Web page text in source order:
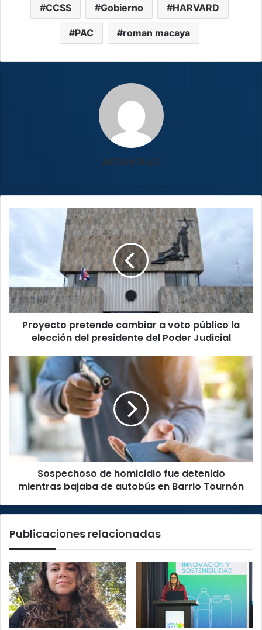
CCSS Gobierno HARVARD
PAC roman macaya
Arturo Ruiz
público
la
elección
del
presidente
Judicial
Proyecto pretende cambiar a voto público la
elección del presidente del Poder Judicial
Sospechoso
homicidio
fue
detenido
mientras
bajaba
autobús
Barrio
Sospechoso de homicidio fue detenido
mientras bajaba de autobús en Barrio Tournón
Publicaciones relacionadas